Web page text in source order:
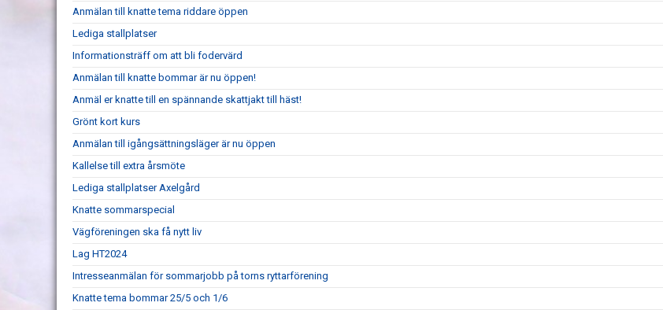
Anmälan till knatte tema riddare öppen
Lediga stallplatser
Informationsträff om att bli fodervärd
Anmälan till knatte bommar är nu öppen!
Anmäl er knatte till en spännande skattjakt till häst!
Grönt kort kurs
Anmälan till igångsättningsläger är nu öppen
Kallelse till extra årsmöte
Lediga stallplatser Axelgård
Knatte sommarspecial
Vägföreningen ska få nytt liv
Lag HT2024
Intresseanmälan för sommarjobb på torns ryttarförening
Knatte tema bommar 25/5 och 1/6